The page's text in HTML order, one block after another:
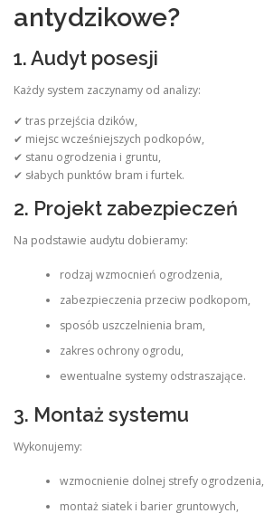
antydzikowe?
1. Audyt posesji
Każdy system zaczynamy od analizy:
✔ tras przejścia dzików,
✔ miejsc wcześniejszych podkopów,
✔ stanu ogrodzenia i gruntu,
✔ słabych punktów bram i furtek.
2. Projekt zabezpieczeń
Na podstawie audytu dobieramy:
rodzaj wzmocnień ogrodzenia,
zabezpieczenia przeciw podkopom,
sposób uszczelnienia bram,
zakres ochrony ogrodu,
ewentualne systemy odstraszające.
3. Montaż systemu
Wykonujemy:
wzmocnienie dolnej strefy ogrodzenia,
montaż siatek i barier gruntowych,